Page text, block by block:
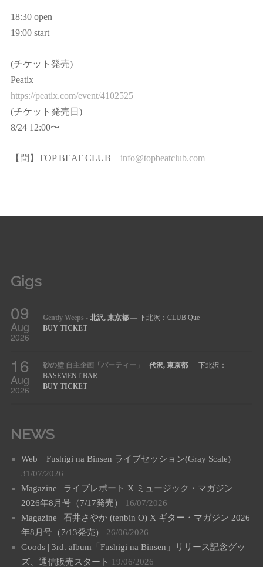
18:30 open
19:00 start
(チケット発売)
Peatix
https://peatix.com/event/4102525
(チケット発売日)
8/24 12:00〜
【問】TOP BEAT CLUB info@topbeatclub.com
Gigs
09
Aug
2026
Gently Weeps - 北沢, 東京都— 下北沢：CLUB Que
BUY TICKET
16
Aug
2026
砂の壁 自主企画「パーティー」 - 代沢, 東京都— 下北沢：
BASEMENT BAR
BUY TICKET
NEWS
Web｜Fushigi na Binsen ライブセッション(Gray Scale)
31/07/2026
Magazine | ライブレポート X ミュージック・マガジン
2026年8月号（7/17発売）
16/07/2026
Magazine | 石井さやか (tenbin O) X ギター・マガジン 2026
年8月号（7/13発売）
26/06/2026
Goods | 3rd. album「Fushigi na Binsen」リリース記念グッ
ズ、通信販売スタート
19/06/2026